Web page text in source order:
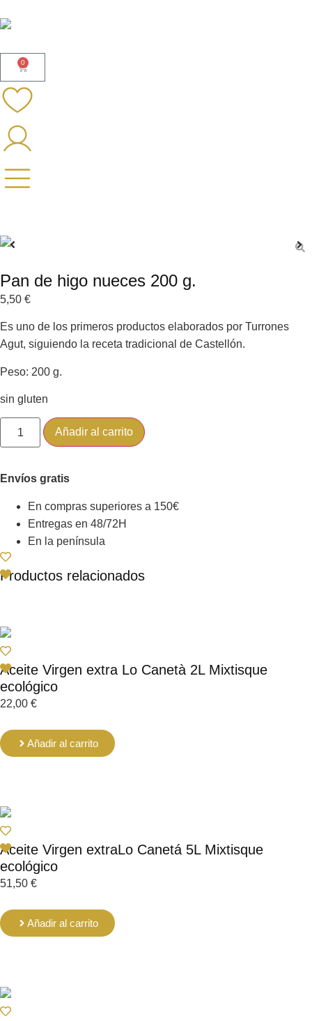
0
Pan de higo nueces 200 g.
5,50 €
Es uno de los primeros productos elaborados por Turrones
Agut, siguiendo la receta tradicional de Castellón.
Peso: 200 g.
sin gluten
Añadir al carrito
Envíos gratis
En compras superiores a 150€
Entregas en 48/72H
En la península
Productos relacionados
Aceite Virgen extra Lo Canetà 2L Mixtisque
ecológico
22,00 €
Añadir al carrito
Aceite Virgen extraLo Canetá 5L Mixtisque
ecológico
51,50 €
Añadir al carrito